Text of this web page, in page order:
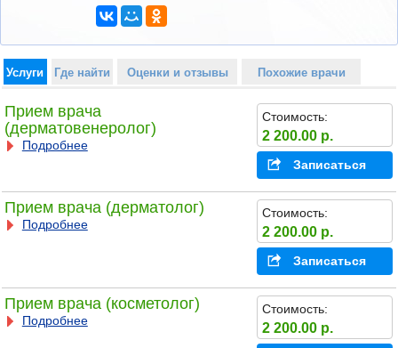
Услуги Где найти Оценки и отзывы Похожие врачи
Прием врача
(дерматовенеролог)
Подробнее
Стоимость:
2 200.00 р.
Записаться
Прием врача (дерматолог)
Подробнее
Стоимость:
2 200.00 р.
Записаться
Прием врача (косметолог)
Подробнее
Стоимость:
2 200.00 р.